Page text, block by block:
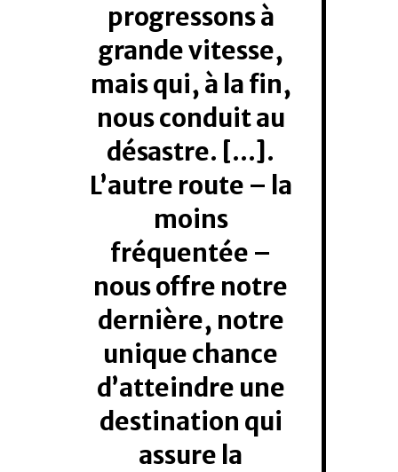
progressons à
grande vitesse,
mais qui, à la fin,
nous conduit au
désastre. […].
L’autre route – la
moins
fréquentée –
nous offre notre
dernière, notre
unique chance
d’atteindre une
destination qui
assure la